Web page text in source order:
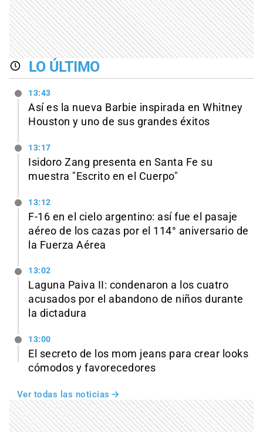
LO ÚLTIMO
13:43
Así es la nueva Barbie inspirada en Whitney
Houston y uno de sus grandes éxitos
13:17
Isidoro Zang presenta en Santa Fe su
muestra "Escrito en el Cuerpo"
13:12
F-16 en el cielo argentino: así fue el pasaje
aéreo de los cazas por el 114° aniversario de
la Fuerza Aérea
13:02
Laguna Paiva II: condenaron a los cuatro
acusados por el abandono de niños durante
la dictadura
13:00
El secreto de los mom jeans para crear looks
cómodos y favorecedores
Ver todas las noticias